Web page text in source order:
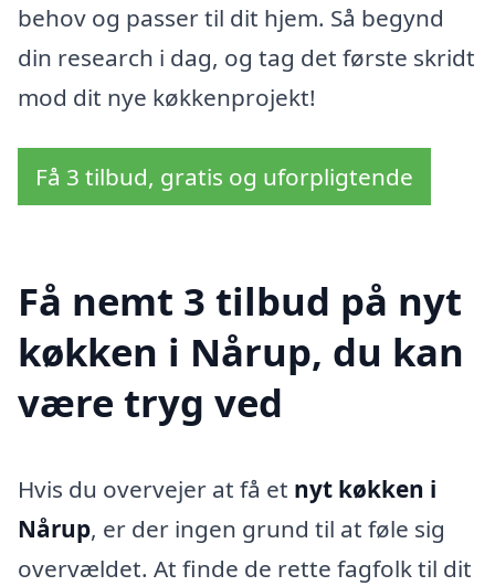
behov og passer til dit hjem. Så begynd
din research i dag, og tag det første skridt
mod dit nye køkkenprojekt!
Få 3 tilbud, gratis og uforpligtende
Få nemt 3 tilbud på nyt
køkken i Nårup, du kan
være tryg ved
Hvis du overvejer at få et nyt køkken i
Nårup, er der ingen grund til at føle sig
overvældet. At finde de rette fagfolk til dit